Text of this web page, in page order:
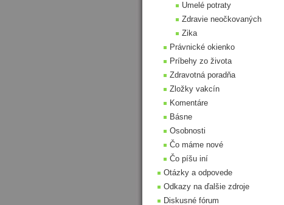
Umelé potraty
Zdravie neočkovaných
Zika
Právnické okienko
Príbehy zo života
Zdravotná poradňa
Zložky vakcín
Komentáre
Básne
Osobnosti
Čo máme nové
Čo píšu iní
Otázky a odpovede
Odkazy na ďalšie zdroje
Diskusné fórum